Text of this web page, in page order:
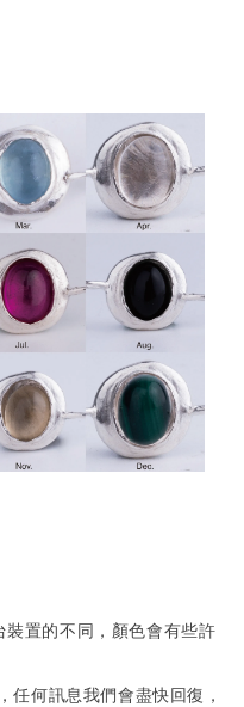
置的不同，顏色會有些許
任何訊息我們會盡快回復，